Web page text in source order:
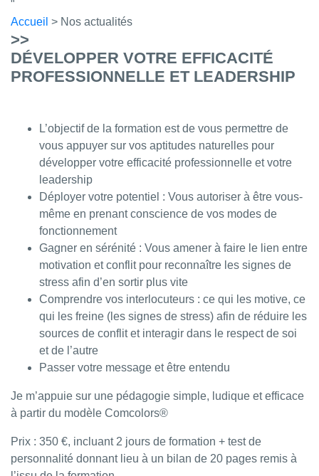
Accueil > Nos actualités
>>
DÉVELOPPER VOTRE EFFICACITÉ
PROFESSIONNELLE ET LEADERSHIP
L’objectif de la formation est de vous permettre de
vous appuyer sur vos aptitudes naturelles pour
développer votre efficacité professionnelle et votre
leadership
Déployer votre potentiel : Vous autoriser à être vous-
même en prenant conscience de vos modes de
fonctionnement
Gagner en sérénité : Vous amener à faire le lien entre
motivation et conflit pour reconnaître les signes de
stress afin d’en sortir plus vite
Comprendre vos interlocuteurs : ce qui les motive, ce
qui les freine (les signes de stress) afin de réduire les
sources de conflit et interagir dans le respect de soi
et de l’autre
Passer votre message et être entendu
Je m’appuie sur une pédagogie simple, ludique et efficace
à partir du modèle Comcolors®
Prix : 350 €, incluant 2 jours de formation + test de
personnalité donnant lieu à un bilan de 20 pages remis à